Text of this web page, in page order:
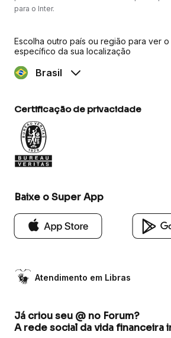
para o Inter.
Escolha outro país ou região para ver
específico da sua localização
Brasil
Certificação de privacidade
Baixe o Super App
Atendimento em Libras
Já criou seu @ no Forum?
A rede social da vida financeira